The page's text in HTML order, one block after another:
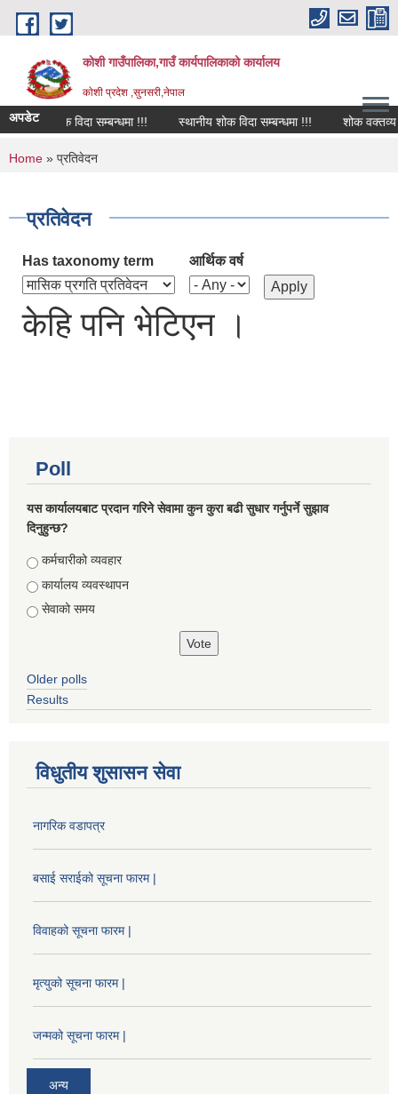
Skip to main content
कोशी गाउँपालिका,गाउँ कार्यपालिकाको कार्यालय
काेशी प्रदेश ,सुनसरी,नेपाल
अपडेटशोक विदा सम्बन्धमा !!! स्थानीय शोक विदा सम्बन्धमा !!! शोक वक्तव्य
You are here
Home » प्रतिवेदन
प्रतिवेदन
Has taxonomy term आर्थिक वर्ष
केहि पनि भेटिएन ।
Poll
यस कार्यालयबाट प्रदान गरिने सेवामा कुन कुरा बढी सुधार गर्नुपर्ने सुझाव
दिनुहुन्छ?
Choices
कर्मचारीको व्यवहार
कार्यालय व्यवस्थापन
सेवाको समय
Older polls
Results
विधुतीय शुसासन सेवा
नागरिक वडापत्र
बसाई सराईको सूचना फारम |
विवाहको सूचना फारम |
मृत्युको सूचना फारम |
जन्मको सूचना फारम |
अन्य